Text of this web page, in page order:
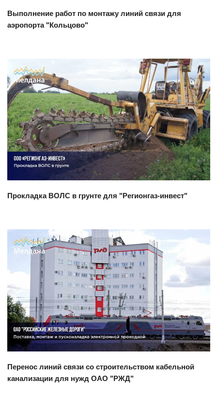
Выполнение работ по монтажу линий связи для
аэропорта "Кольцово"
Смотреть проект
Прокладка ВОЛС в грунте для "Регионгаз-инвест"
Смотреть проект
Перенос линий связи со строительством кабельной
канализации для нужд ОАО "РЖД"